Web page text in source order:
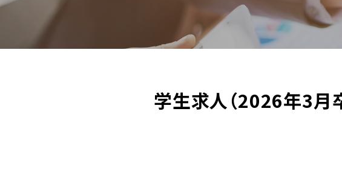
学生求人（2026年3月